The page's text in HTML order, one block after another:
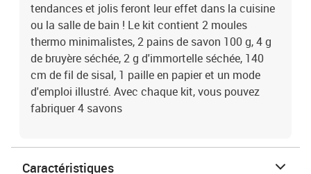
tendances et jolis feront leur effet dans la cuisine
ou la salle de bain ! Le kit contient 2 moules
thermo minimalistes, 2 pains de savon 100 g, 4 g
de bruyère séchée, 2 g d'immortelle séchée, 140
cm de fil de sisal, 1 paille en papier et un mode
d'emploi illustré. Avec chaque kit, vous pouvez
fabriquer 4 savons
Caractéristiques